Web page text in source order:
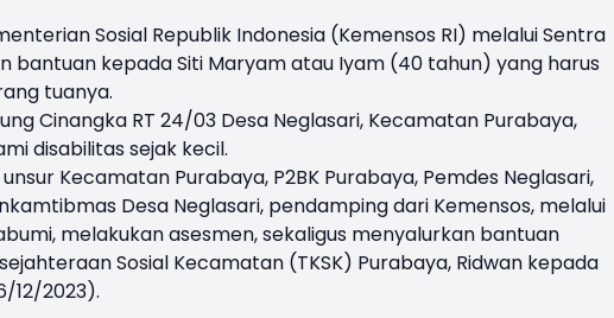
Sosial Republik Indonesia (Kemensos RI) melalui Sentra
bantuan kepada Siti Maryam atau Iyam (40 tahun) yang harus
tuanya.
Cinangka RT 24/03 Desa Neglasari, Kecamatan Purabaya,
disabilitas sejak kecil.
Kecamatan Purabaya, P2BK Purabaya, Pemdes Neglasari,
Desa Neglasari, pendamping dari Kemensos, melalui
melakukan asesmen, sekaligus menyalurkan bantuan
Sosial Kecamatan (TKSK) Purabaya, Ridwan kepada
12/2023).